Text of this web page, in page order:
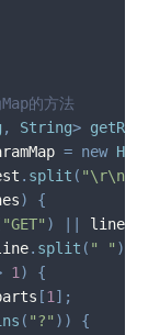
的方法
, String>
= new
. split ( "\r\n"
)
{
"GET" ) line
. split ( " " )
1 )
{
[1 ] ;
( "?" ) )
{